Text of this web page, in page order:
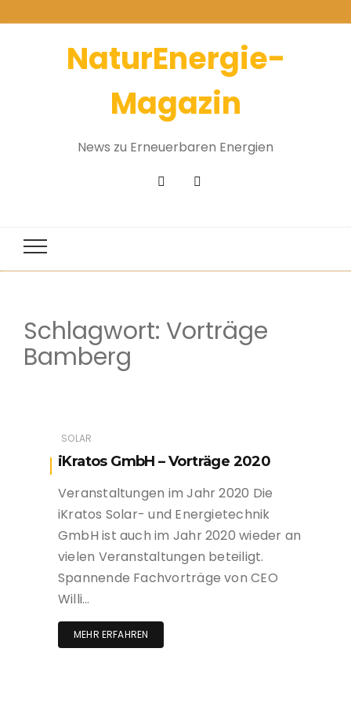
NaturEnergie-
Magazin
News zu Erneuerbaren Energien
Schlagwort: Vorträge
Bamberg
SOLAR
iKratos GmbH – Vorträge 2020
Veranstaltungen im Jahr 2020 Die
iKratos Solar- und Energietechnik
GmbH ist auch im Jahr 2020 wieder an
vielen Veranstaltungen beteiligt.
Spannende Fachvorträge von CEO
Willi…
MEHR ERFAHREN